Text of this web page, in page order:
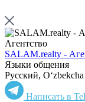
Агентство
SALAM.realty -
Языки общения
Русский, Oʻzbekcha
Написать в